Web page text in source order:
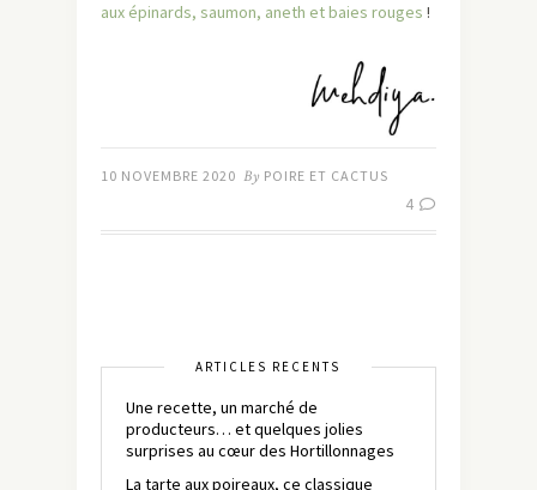
aux épinards, saumon, aneth et baies rouges !
10 NOVEMBRE 2020 By POIRE ET CACTUS
4
ARTICLES RÉCENTS
Une recette, un marché de
producteurs… et quelques jolies
surprises au cœur des Hortillonnages
La tarte aux poireaux, ce classique